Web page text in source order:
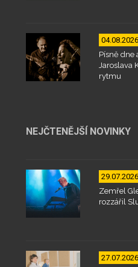
04.08.2026
Písně dne
Jaroslava
rytmu
NEJČTENĚJŠÍ NOVINKY
29.07.2026
Zemřel
rozzářil
27.07.2026